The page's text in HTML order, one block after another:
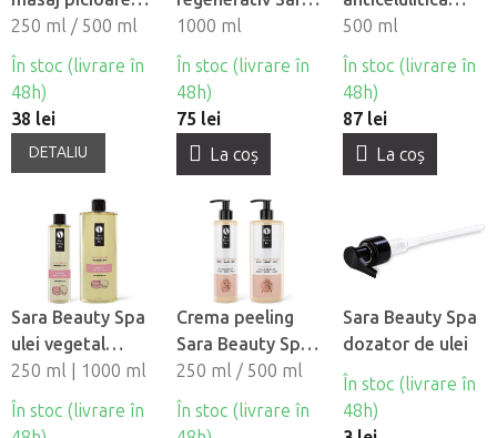
Sara Beauty Spa
- Callus Repair
250 ml / 500 ml
În stoc (livrare în
48h)
38 lei
DETALIU
Beauty Spa -
Sport
1000 ml
În stoc (livrare în
48h)
75 lei
La coş
Sara Beauty Spa
500 ml
În stoc (livrare în
48h)
87 lei
La coş
Sara Beauty Spa
ulei vegetal
natural de masaj
- Macaron
250 ml | 1000 ml
În stoc (livrare în
Crema peeling
Sara Beauty Spa
- Scrub
250 ml / 500 ml
În stoc (livrare în
Sara Beauty Spa
dozator de ulei
În stoc (livrare în
48h)